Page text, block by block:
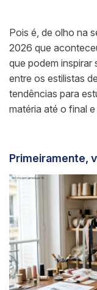
Pois é, de olho na
2026 que
que podem inspirar
entre os estilistas
tendências para
matéria até o final
Primeiramente,